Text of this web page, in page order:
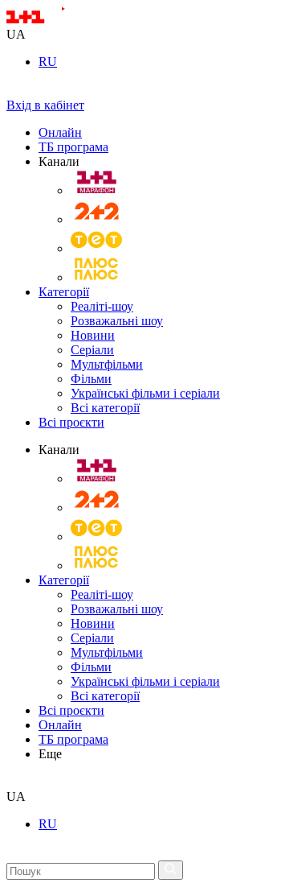
UA
RU
Вхід в кабінет
Онлайн
ТБ програма
Канали
Категорії
Реаліті-шоу
Розважальні шоу
Новини
Серіали
Мультфільми
Фільми
Українські фільми і серіали
Всі категорії
Всі проєкти
Канали
Категорії
Реаліті-шоу
Розважальні шоу
Новини
Серіали
Мультфільми
Фільми
Українські фільми і серіали
Всі категорії
Всі проєкти
Онлайн
ТБ програма
Еще
UA
RU